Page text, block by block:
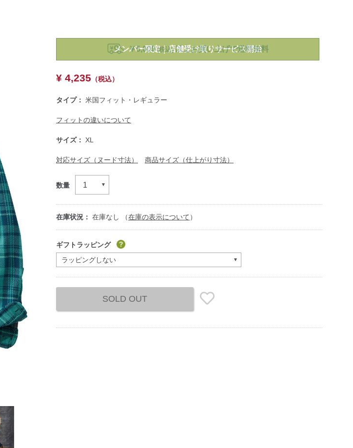
https://www.llbean.co.jp/mens/tops/casual-
shirts/g/1000126147.html￥5,000 (税込) 以上お買い上げで送料無料
¥ 4,235 （税込）
タイプ： 米国フィット・レギュラー
フィットの違いについて
サイズ： XL
対応サイズ（ヌード寸法） 商品サイズ（仕上がり寸法）
数量
在庫状況： 在庫なし （在庫の表示について ）
to
cart
options
ギフトラッピング
SOLD OUT